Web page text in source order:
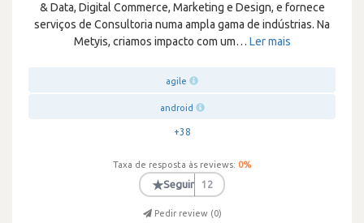
& Data, Digital Commerce, Marketing e Design, e fornece
serviços de Consultoria numa ampla gama de indústrias. Na
Metyis, criamos impacto com um… Ler mais
agile
android
+38
Taxa de resposta às reviews: 0%
★Seguir 12
Pedir review (0)